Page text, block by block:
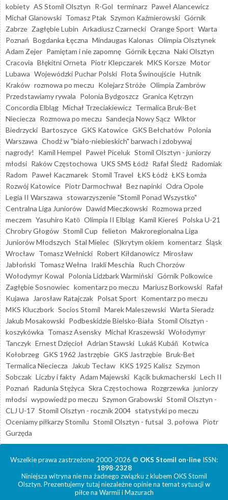
kobiety AS Stomil Olsztyn R-Gol terminarz Paweł Alancewicz
Michał Glanowski Tomasz Ptak Szymon Kaźmierowski Górnik
Zabrze Zagłębie Lubin Arkadiusz Czarnecki Orange Sport Warta
Poznań Bogdanka Łęczna Mindaugas Kalonas Olimpia Olsztynek
Adam Zejer Pamiętam i nie zapomnę Górnik Łęczna Naki Olsztyn
Cracovia Błękitni Orneta Piotr Klepczarek MKS Korsze Motor
Lubawa Wojewódzki Puchar Polski Flota Świnoujście Hutnik
Kraków rozmowa po meczu Kolejarz Stróże Olimpia Zambrów
Przedstawiamy rywala Polonia Bydgoszcz Granica Kętrzyn
Concordia Elbląg Michał Trzeciakiewicz Termalica Bruk-Bet
Nieciecza Rozmowa po meczu Sandecja Nowy Sącz Wiktor
Biedrzycki Bartoszyce GKS Katowice GKS Bełchatów Polonia
Warszawa Chodź w "biało-niebieskich" barwach i zdobywaj
nagrody!
Kamil Hempel Paweł Piceluk Stomil Olsztyn - juniorzy
młodsi Raków Częstochowa UKS SMS Łódź Rafał Śledź Radomiak
Radom Paweł Kaczmarek Stomil Travel ŁKS Łódź ŁKS Łomża
Rozwój Katowice Piotr Darmochwał Bez napinki Odra Opole
Legia II Warszawa stowarzyszenie "Stomil Ponad Wszystko"
Centralna Liga Juniorów Dawid Mieczkowski Rozmowa przed
meczem Yasuhiro Katō Olimpia II Elbląg Kamil Kiereś Polska U-21
Chrobry Głogów Stomil Cup felieton Makroregionalna Liga
Juniorów Młodszych Stal Mielec (S)krytym okiem komentarz Śląsk
Wrocław Tomasz Wełnicki Robert Kiłdanowicz Mirosław
Jabłoński Tomasz Wełna Irakli Meschia Ruch Chorzów
Wołodymyr Kowal Polonia Lidzbark Warmiński Górnik Polkowice
Zagłębie Sosnowiec komentarz po meczu Mariusz Borkowski Rafał
Kujawa
Jarosław Ratajczak Polsat Sport Komentarz po meczu
MKS Kluczbork Socios Stomil Marek Maleszewski Warta Sieradz
Jakub Mosakowski Podbeskidzie Bielsko-Biała Stomil Olsztyn -
koszykówka Tomasz Asensky Michał Kraszewski Wołodymyr
Tanczyk Ernest Dzięcioł Adrian Stawski Lukáš Kubáň Kotwica
Kołobrzeg GKS 1962 Jastrzębie GKS Jastrzębie Bruk-Bet
Termalica Nieciecza
Jakub Tecław KKS 1925 Kalisz Szymon
Sobczak Liczby i fakty Adam Majewski Kącik bukmacherski Lech II
Poznań Radunia Stężyca Skra Częstochowa Rozgrzewka juniorzy
młodsi wypowiedź po meczu Szymon Grabowski Stomil Olsztyn -
CLJ U-17 Stomil Olsztyn - rocznik 2004 statystyki po meczu
Oceniamy piłkarzy Stomilu Stomil Olsztyn - futsal 3. połowa Piotr
Gurzęda
Wszelkie prawa zastrzeżone 2000-2026 © OKS Stomil on-line ISSN:
1898-2328
Niniejsza witryna nie ma żadnego związku z klubem OKS Stomil
Olsztyn. Prezentujemy tutaj niezależne opinie na temat sytuacji w
piłce na Warmii i Mazurach